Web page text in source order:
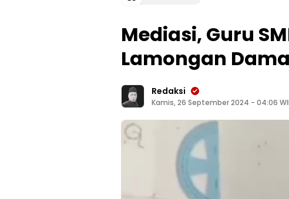
Mediasi, Guru
Lamongan
Redaksi
Kamis, 26 September 2024 - 04:06